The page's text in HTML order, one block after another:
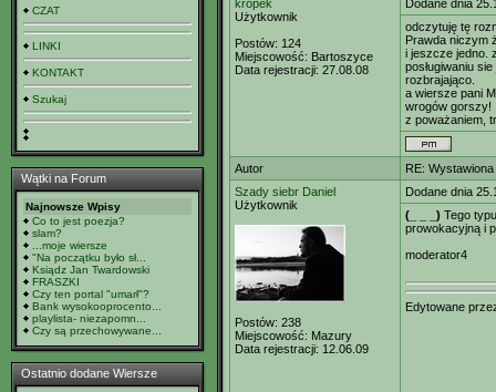
CZAT
LINKI
KONTAKT
Szukaj
Wątki na Forum
Najnowsze Wpisy
Co to jest poezja?
slam?
...moje wiersze
"Na początku było sł...
Ksiądz Jan Twardowski
FRASZKI
Czy ten portal "umarł"?
Bank wysokooprocento...
playlista- niezapomn...
Czy są przechowywane...
Ostatnio dodane Wiersze
kropek
Użytkownik
Postów: 124
Miejscowość: Bartoszyce
Data rejestracji: 27.08.08
Dodane dnia
odczytuję tę
Prawda niczym
i jeszcze jedno.
posługiwaniu
rozbrajająco.
a wiersze pani
wrogów gorszy!
z poważaniem,
Autor
RE:
Szady siebr Daniel
Użytkownik
Postów: 238
Miejscowość: Mazury
Data rejestracji: 12.06.09
Dodane dnia
(_ _ _) Tego
prowokacyjną i
moderator4
Edytowane